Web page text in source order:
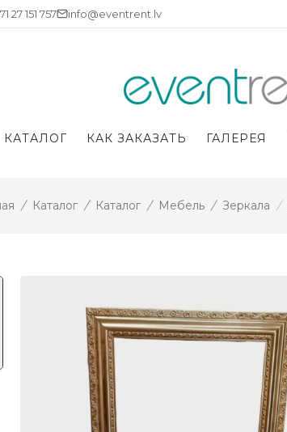
27 151 757 info@eventrent.lv
КАТАЛОГ КАК ЗАКАЗАТЬ ГАЛЕРЕЯ
/ Каталог / Каталог / Мебель / Зеркала /